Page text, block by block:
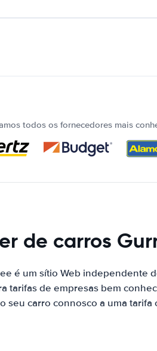
todos os fornecedores mais
de carros
é um sítio Web independente
tarifas de empresas bem
seu carro connosco a uma tarifa